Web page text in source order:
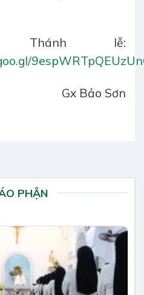
Thánh lễ:
Gx Bảo Sơn
PHẬN